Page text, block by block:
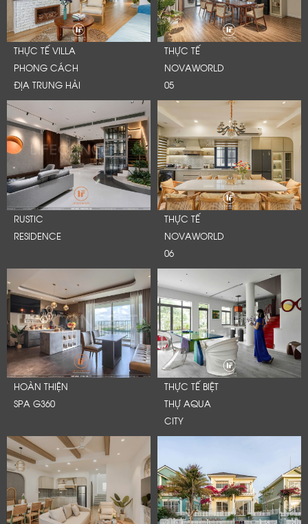
THỰC TẾ VILLA
PHONG CÁCH
ĐỊA TRUNG HẢI
THỰC TẾ
NOVAWORLD
05
RUSTIC
RESIDENCE
THỰC TẾ
NOVAWORLD
06
HOÀN THIỆN
SPA G360
THỰC TẾ BIỆT
THỰ AQUA
CITY